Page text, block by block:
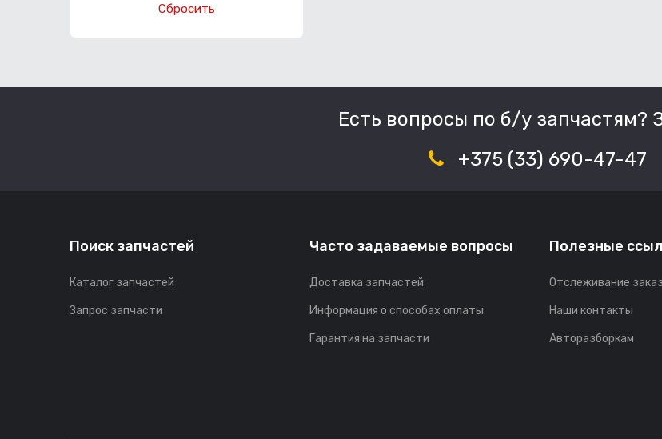
Сбросить
Есть вопросы по б/у запчастям?
+375 (33) 690-47-47
Поиск запчастей
Каталог запчастей
Запрос запчасти
Часто задаваемые вопросы
Доставка запчастей
Информация о способах оплаты
Гарантия на запчасти
Полезные
Отслеживание
Наши контакты
Авторазборкам